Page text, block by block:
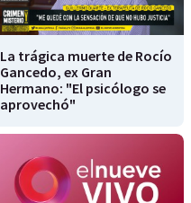
La trágica muerte de Rocío
Gancedo, ex Gran
Hermano: "El psicólogo se
aprovechó"